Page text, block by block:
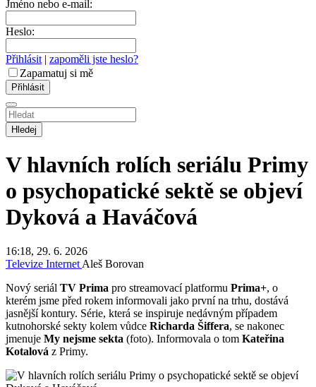
Jméno nebo e-mail:
Heslo:
Přihlásit | zapoměli jste heslo?
Zapamatuj si mě
Hledej
V hlavních rolích seriálu Primy
o psychopatické sektě se objeví
Dyková a Haváčová
16:18, 29. 6. 2026
Televize InternetAleš Borovan
Nový seriál TV Prima pro streamovací platformu Prima+, o
kterém jsme před rokem informovali jako první na trhu, dostává
jasnější kontury. Série, která se inspiruje nedávným případem
kutnohorské sekty kolem vůdce Richarda Šiffera, se nakonec
jmenuje My nejsme sekta (foto). Informovala o tom Kateřina
Kotalová z Primy.